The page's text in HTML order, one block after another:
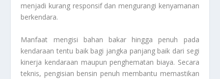
menjadi kurang responsif dan mengurangi kenyamanan
berkendara.
Manfaat mengisi bahan bakar hingga penuh pada
kendaraan tentu baik bagi jangka panjang baik dari segi
kinerja kendaraan maupun penghematan biaya. Secara
teknis, pengisian bensin penuh membantu memastikan